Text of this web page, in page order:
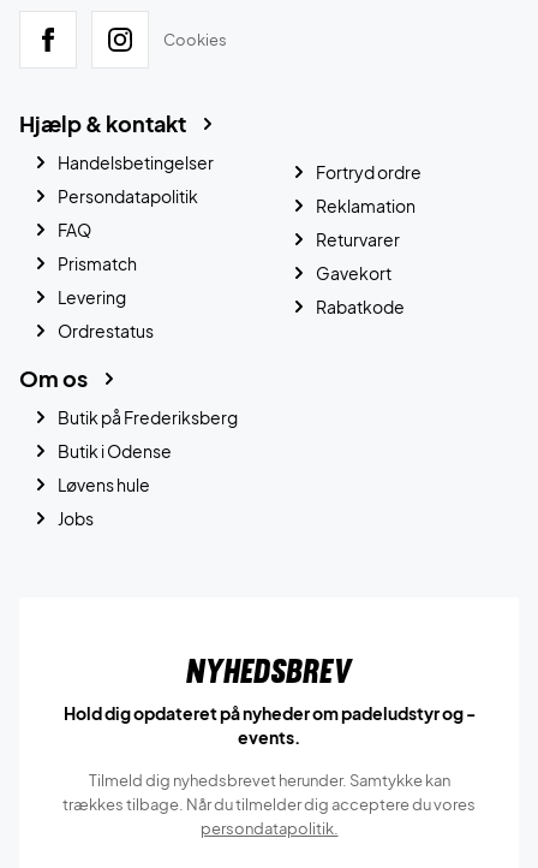
Cookies
Hjælp & kontakt
Handelsbetingelser
Persondatapolitik
FAQ
Prismatch
Levering
Ordrestatus
Fortryd ordre
Reklamation
Returvarer
Gavekort
Rabatkode
Om os
Butik på Frederiksberg
Butik i Odense
Løvens hule
Jobs
Nyhedsbrev
Hold dig opdateret på nyheder om padeludstyr og -
events.
Tilmeld dig nyhedsbrevet herunder. Samtykke kan
trækkes tilbage. Når du tilmelder dig acceptere du vores
persondatapolitik.